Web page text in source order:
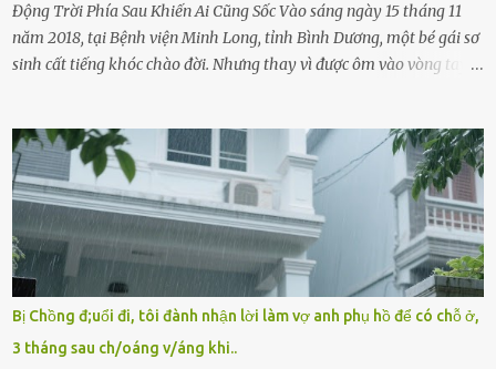
Động Trời Phía Sau Khiến Ai Cũng Sốc Vào sáng ngày 15 tháng 11
năm 2018, tại Bệnh viện Minh Long, tỉnh Bình Dương, một bé gái sơ
sinh cất tiếng khóc chào đời. Nhưng thay vì được ôm vào vòng tay
hảo, địa vị cao sang của ông Trần Quốc Tùng xem như điềm gở. Ông
Tùng, một doanh nhân quyền lực có tiếng ở Bình Dương, cùng vợ là
bà Đỗ Thị Nga, lập tức ra quyết định nhẫn tâm: bỏ lại đứa trẻ. Họ
viện cớ “không đủ khả năng nuôi dưỡng” và ký vào giấy từ chối
quyền giám hộ, yêu cầu bệnh viện xử lý bé như một trường hợp bị
bỏ rơi. Trong khi ấy, con gái ruột của họ – Trần Lệ Mi – vẫn đang
mê man sau sinh, hoàn toàn không hay biết chuyện gì xảy ra.
Thiếu úy Nguyễn Thị Mai, một nữ cảnh sát công tác tại địa phương,
tình cờ chứng kiến giây phút bé bị đưa đi trong lặng lẽ. Nét mặt đỏ
Bị Chồng đ;uổi đi, tôi đành nhận lời làm vợ anh phụ hồ để có chỗ ở,
3 tháng sau ch/oáng v/áng khi..